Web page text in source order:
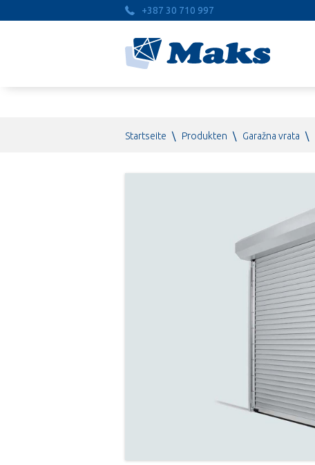
+387 30 710 997
Startseite \ Produkten \ Garažna vrata \